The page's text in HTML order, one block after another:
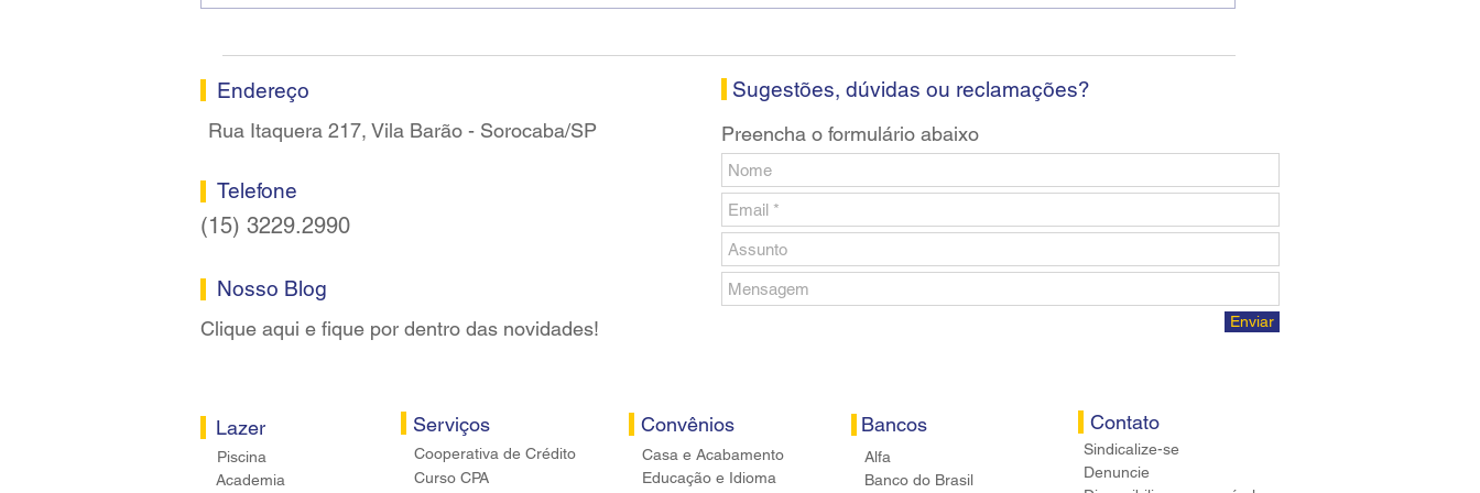
Endereço
Rua Itaquera 217, Vila Barão - Sorocaba/SP
Telefone
(15) 3229.2990
Nosso Blog
Clique aqui e fique por dentro das novidades!
Lazer
Piscina
Academia
Serviços
Cooperativa de Crédito
Curso CPA
Sugestões, dúvidas ou reclamações?
Preencha o formulário abaixo
Enviar
Convênios
Casa e Acabamento
Educação e Idioma
Bancos
Alfa
Banco do Brasil
Contato
Sindicalize-se
Denuncie